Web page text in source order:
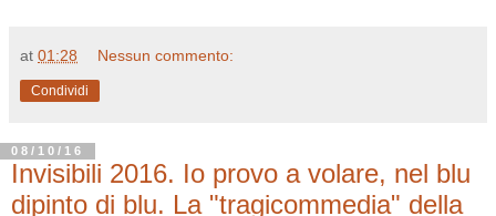
at 01:28 Nessun commento:
Condividi
08/10/16
Invisibili 2016. Io provo a volare, nel blu
dipinto di blu. La "tragicommedia" della